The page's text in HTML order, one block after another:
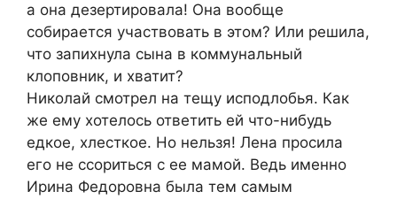
а она дезертировала! Она вообще
собирается участвовать в этом? Или решила,
что запихнула сына в коммунальный
клоповник, и хватит?
Николай смотрел на тещу исподлобья. Как
же ему хотелось ответить ей что-нибудь
едкое, хлесткое. Но нельзя! Лена просила
его не ссориться с ее мамой. Ведь именно
Ирина Федоровна была тем самым